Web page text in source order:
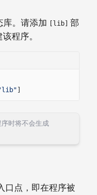
库。请添加 [lib] 部
程序。
]
时将不会生成
口点，即在程序被